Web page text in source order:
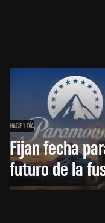
HACE 1 DÍA
Fijan fecha
futuro de la